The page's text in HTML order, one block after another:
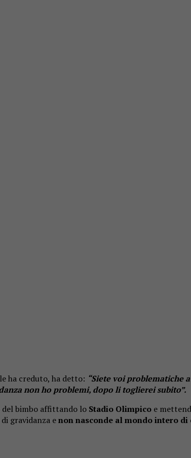
ha creduto, ha detto: “Siete voi problematiche
non ho problemi, dopo li toglierei subito”.
del bimbo affittando lo Stadio Olimpico e
gravidanza enon nasconde al mondo intero